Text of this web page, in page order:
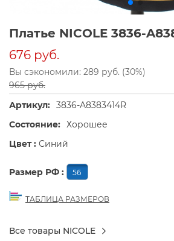
Платье NICOLE 3836-
676 руб.
Вы сэкономили: 289 руб. (30%)
965 руб.
Артикул: 3836-A8383414R
Состояние: Хорошее
Цвет : Синий
Размер РФ : 56
ТАБЛИЦА РАЗМЕРОВ
Все товары NICOLE